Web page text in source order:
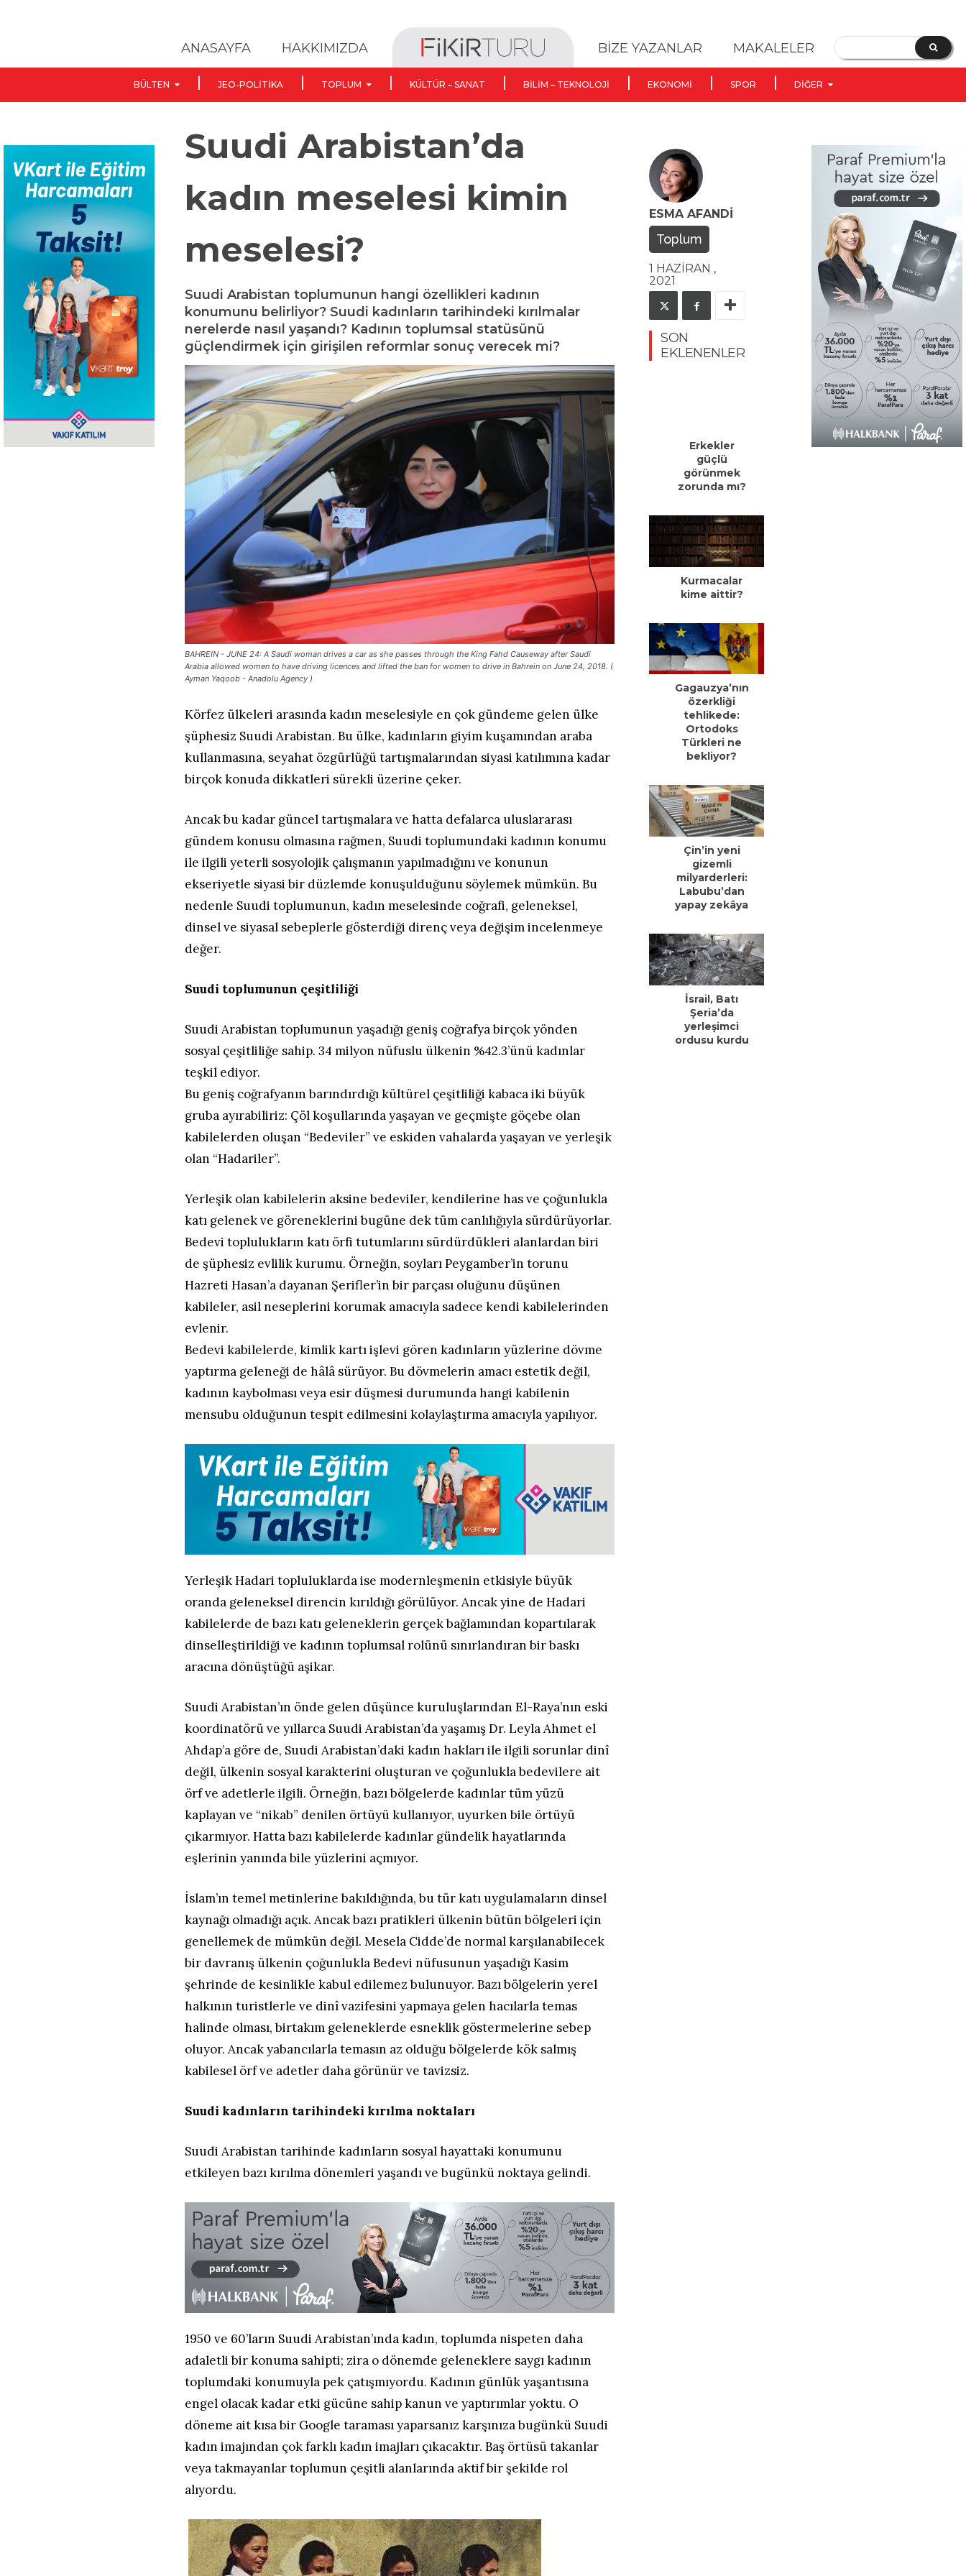
ANASAYFA HAKKIMIZDA BİZE YAZANLAR MAKALELER
BÜLTEN JEO-POLITIKA TOPLUM KÜLTÜR – SANAT BILIM – TEKNOLOJI EKONOMI SPOR DIĞER
Suudi Arabistan’da
kadın meselesi kimin
meselesi?
Suudi Arabistan toplumunun hangi özellikleri kadının
konumunu belirliyor? Suudi kadınların tarihindeki kırılmalar
nerelerde nasıl yaşandı? Kadının toplumsal statüsünü
güçlendirmek için girişilen reformlar sonuç verecek mi?
BAHREIN - JUNE 24: A Saudi woman drives a car as she passes through the King Fahd Causeway after Saudi
Arabia allowed women to have driving licences and lifted the ban for women to drive in Bahrein on June 24, 2018. (
Ayman Yaqoob - Anadolu Agency )
Körfez ülkeleri arasında kadın meselesiyle en çok gündeme gelen ülke
şüphesiz Suudi Arabistan. Bu ülke, kadınların giyim kuşamından araba
kullanmasına, seyahat özgürlüğü tartışmalarından siyasi katılımına kadar
birçok konuda dikkatleri sürekli üzerine çeker.
Ancak bu kadar güncel tartışmalara ve hatta defalarca uluslararası
gündem konusu olmasına rağmen, Suudi toplumundaki kadının konumu
ile ilgili yeterli sosyolojik çalışmanın yapılmadığını ve konunun
ekseriyetle siyasi bir düzlemde konuşulduğunu söylemek mümkün. Bu
nedenle Suudi toplumunun, kadın meselesinde coğrafi, geleneksel,
dinsel ve siyasal sebeplerle gösterdiği direnç veya değişim incelenmeye
değer.
Suudi toplumunun çeşitliliği
Suudi Arabistan toplumunun yaşadığı geniş coğrafya birçok yönden
sosyal çeşitliliğe sahip. 34 milyon nüfuslu ülkenin %42.3’ünü kadınlar
teşkil ediyor.
Bu geniş coğrafyanın barındırdığı kültürel çeşitliliği kabaca iki büyük
gruba ayırabiliriz: Çöl koşullarında yaşayan ve geçmişte göçebe olan
kabilelerden oluşan “Bedeviler” ve eskiden vahalarda yaşayan ve yerleşik
olan “Hadariler”.
Yerleşik olan kabilelerin aksine bedeviler, kendilerine has ve çoğunlukla
katı gelenek ve göreneklerini bugüne dek tüm canlılığıyla sürdürüyorlar.
Bedevi toplulukların katı örfi tutumlarını sürdürdükleri alanlardan biri
de şüphesiz evlilik kurumu. Örneğin, soyları Peygamber’in torunu
Hazreti Hasan’a dayanan Şerifler’in bir parçası oluğunu düşünen
kabileler, asil neseplerini korumak amacıyla sadece kendi kabilelerinden
evlenir.
Bedevi kabilelerde, kimlik kartı işlevi gören kadınların yüzlerine dövme
yaptırma geleneği de hâlâ sürüyor. Bu dövmelerin amacı estetik değil,
kadının kaybolması veya esir düşmesi durumunda hangi kabilenin
mensubu olduğunun tespit edilmesini kolaylaştırma amacıyla yapılıyor.
Yerleşik Hadari topluluklarda ise modernleşmenin etkisiyle büyük
oranda geleneksel direncin kırıldığı görülüyor. Ancak yine de Hadari
kabilelerde de bazı katı geleneklerin gerçek bağlamından kopartılarak
dinselleştirildiği ve kadının toplumsal rolünü sınırlandıran bir baskı
aracına dönüştüğü aşikar.
Suudi Arabistan’ın önde gelen düşünce kuruluşlarından El-Raya’nın eski
koordinatörü ve yıllarca Suudi Arabistan’da yaşamış Dr. Leyla Ahmet el
Ahdap’a göre de, Suudi Arabistan’daki kadın hakları ile ilgili sorunlar dinî
değil, ülkenin sosyal karakterini oluşturan ve çoğunlukla bedevilere ait
örf ve adetlerle ilgili. Örneğin, bazı bölgelerde kadınlar tüm yüzü
kaplayan ve “nikab” denilen örtüyü kullanıyor, uyurken bile örtüyü
çıkarmıyor. Hatta bazı kabilelerde kadınlar gündelik hayatlarında
eşlerinin yanında bile yüzlerini açmıyor.
İslam’ın temel metinlerine bakıldığında, bu tür katı uygulamaların dinsel
kaynağı olmadığı açık. Ancak bazı pratikleri ülkenin bütün bölgeleri için
genellemek de mümkün değil. Mesela Cidde’de normal karşılanabilecek
bir davranış ülkenin çoğunlukla Bedevi nüfusunun yaşadığı Kasim
şehrinde de kesinlikle kabul edilemez bulunuyor. Bazı bölgelerin yerel
halkının turistlerle ve dinî vazifesini yapmaya gelen hacılarla temas
halinde olması, birtakım geleneklerde esneklik göstermelerine sebep
oluyor. Ancak yabancılarla temasın az olduğu bölgelerde kök salmış
kabilesel örf ve adetler daha görünür ve tavizsiz.
Suudi kadınların tarihindeki kırılma noktaları
Suudi Arabistan tarihinde kadınların sosyal hayattaki konumunu
etkileyen bazı kırılma dönemleri yaşandı ve bugünkü noktaya gelindi.
1950 ve 60’ların Suudi Arabistan’ında kadın, toplumda nispeten daha
adaletli bir konuma sahipti; zira o dönemde geleneklere saygı kadının
toplumdaki konumuyla pek çatışmıyordu. Kadının günlük yaşantısına
engel olacak kadar etki gücüne sahip kanun ve yaptırımlar yoktu. O
döneme ait kısa bir Google taraması yaparsanız karşınıza bugünkü Suudi
kadın imajından çok farklı kadın imajları çıkacaktır. Baş örtüsü takanlar
veya takmayanlar toplumun çeşitli alanlarında aktif bir şekilde rol
alıyordu.
ESMA AFANDI
Toplum
1 HAZIRAN ,
2021
SON
EKLENENLER
Erkekler
güçlü
görünmek
zorunda mı?
Kurmacalar
kime aittir?
Gagauzya’nın
özerkliği
tehlikede:
Ortodoks
Türkleri ne
bekliyor?
Çin’in yeni
gizemli
milyarderleri:
Labubu’dan
yapay zekâya
İsrail, Batı
Şeria’da
yerleşimci
ordusu kurdu